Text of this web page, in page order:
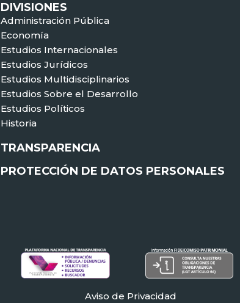
DIVISIONES
Administración Pública
Economía
Estudios Internacionales
Estudios Jurídicos
Estudios Multidisciplinarios
Estudios Sobre el Desarrollo
Estudios Políticos
Historia
TRANSPARENCIA
PROTECCIÓN DE DATOS PERSONALES
Aviso de Privacidad